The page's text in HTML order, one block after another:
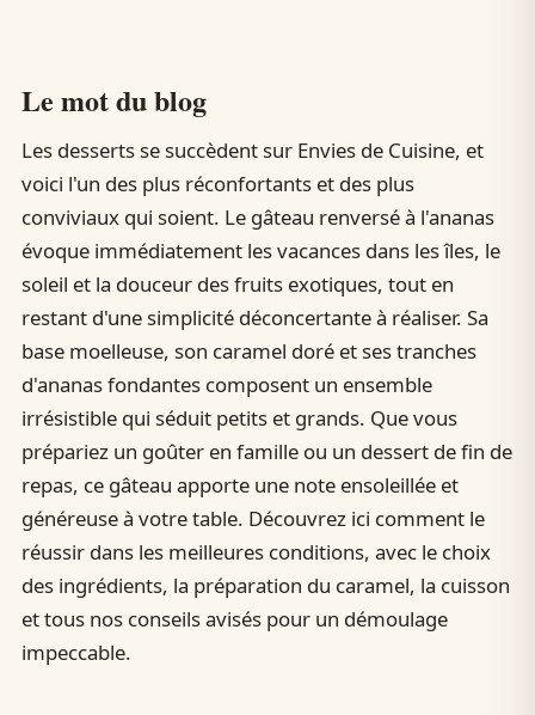
Le mot du blog
Les desserts se succèdent sur Envies de Cuisine, et
voici l'un des plus réconfortants et des plus
conviviaux qui soient. Le gâteau renversé à l'ananas
évoque immédiatement les vacances dans les îles, le
soleil et la douceur des fruits exotiques, tout en
restant d'une simplicité déconcertante à réaliser. Sa
base moelleuse, son caramel doré et ses tranches
d'ananas fondantes composent un ensemble
irrésistible qui séduit petits et grands. Que vous
prépariez un goûter en famille ou un dessert de fin de
repas, ce gâteau apporte une note ensoleillée et
généreuse à votre table. Découvrez ici comment le
réussir dans les meilleures conditions, avec le choix
des ingrédients, la préparation du caramel, la cuisson
et tous nos conseils avisés pour un démoulage
impeccable.